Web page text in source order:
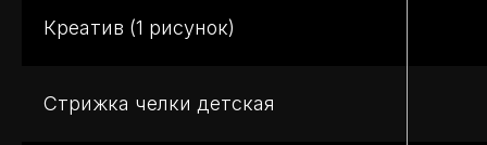
Креатив (1 рисунок)
Стрижка челки детская